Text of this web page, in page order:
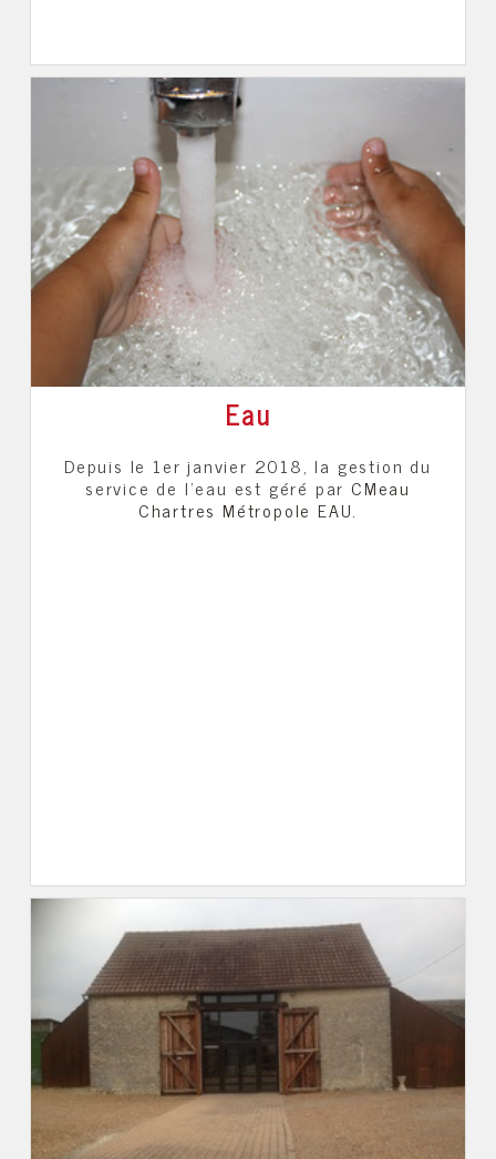
Eau
Depuis le 1er janvier 2018, la gestion du
service de l'eau est géré par CMeau
Chartres Métropole EAU.